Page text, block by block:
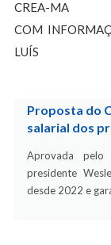
CREA-MA
COM
LUÍS
Proposta do
salarial dos
Aprovada
presidente
desde 2022 e